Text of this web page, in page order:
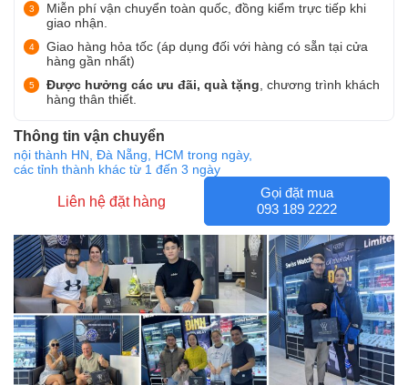
Miễn phí vận chuyển toàn quốc, đồng kiểm trực tiếp khi
giao nhận.
Giao hàng hỏa tốc (áp dụng đối với hàng có sẵn tại cửa
hàng gần nhất)
Được hưởng các ưu đãi, quà tặng , chương trình khách
hàng thân thiết.
Thông tin vận chuyển
nội thành HN, Đà Nẵng, HCM trong ngày,
các tỉnh thành khác từ 1 đến 3 ngày
Liên hệ đặt hàng
Gọi đặt mua
093 189 2222